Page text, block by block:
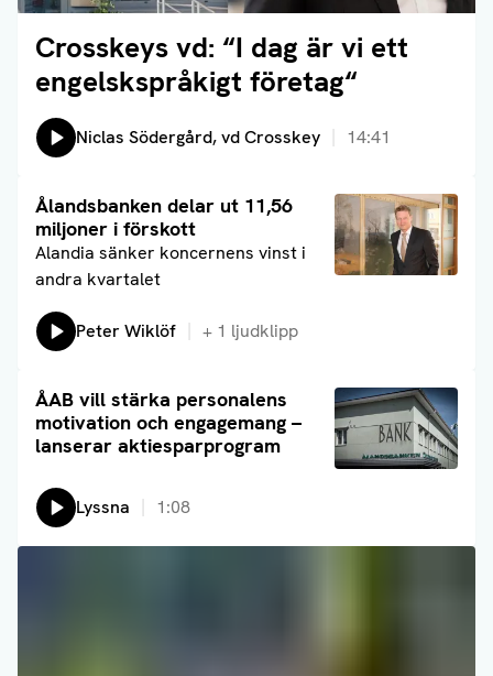
Crosskeys vd: “I dag är vi ett
engelskspråkigt företag“
Läs artikel
Lyssna på:
Niclas Södergård, vd Crosskey 14:41
Ålandsbanken delar ut 11,56
miljoner i förskott
Alandia sänker koncernens vinst i
andra kvartalet
Läs artikel
Lyssna på:
Peter Wiklöf + 1 ljudklipp
ÅAB vill stärka personalens
motivation och engagemang –
lanserar aktiesparprogram
Läs artikel
Lyssna 1:08